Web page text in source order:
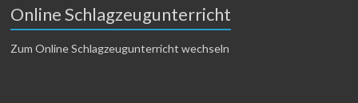
Online Schlagzeugunterricht
Zum Online Schlagzeugunterricht wechseln